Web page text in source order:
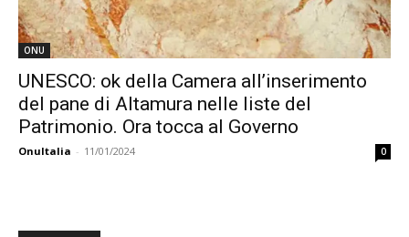
ONU
UNESCO: ok della Camera all’inserimento
del pane di Altamura nelle liste del
Patrimonio. Ora tocca al Governo
OnuItalia - 11/01/2024 0